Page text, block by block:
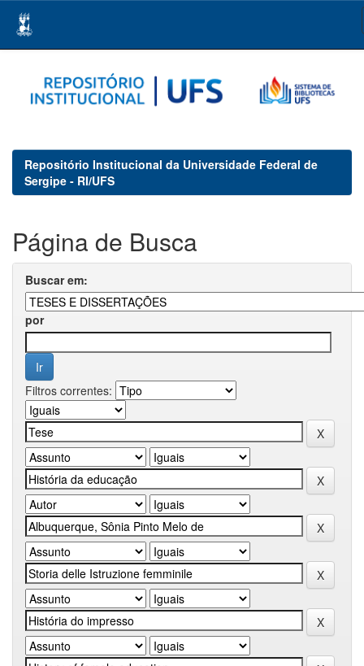
navigation
Repositório Institucional da Universidade Federal de
Sergipe - RI/UFS
Página de Busca
Buscar em:
por
Filtros correntes: